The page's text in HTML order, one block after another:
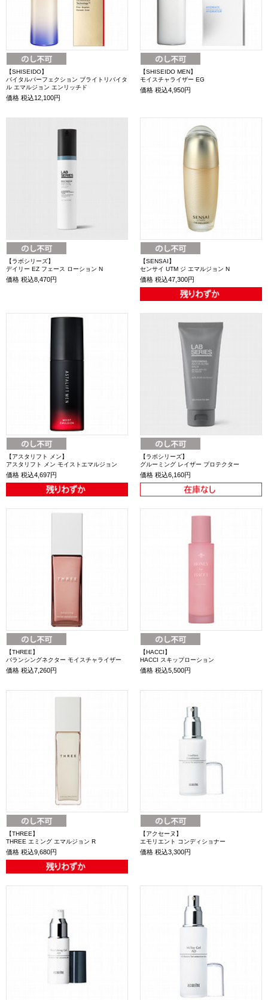
【SHISEIDO】
バイタルパーフェクション ブライトリバイタ
ル エマルジョン エンリッチド
価格 税込12,100円
【SHISEIDO MEN】
モイスチャライザー EG
価格 税込4,950円
【ラボシリーズ】
デイリー EZ フェース ローション N
価格 税込8,470円
【SENSAI】
センサイ UTM ジ エマルジョン N
価格 税込47,300円
【アスタリフト メン】
アスタリフト メン モイストエマルジョン
価格 税込4,697円
【ラボシリーズ】
グルーミング レイザー プロテクター
価格 税込6,160円
【THREE】
バランシングネクター モイスチャライザー
価格 税込7,260円
【HACCI】
HACCI スキップローション
価格 税込5,500円
【THREE】
THREE エミング エマルジョン R
価格 税込9,680円
【アクセーヌ】
エモリエント コンディショナー
価格 税込3,300円